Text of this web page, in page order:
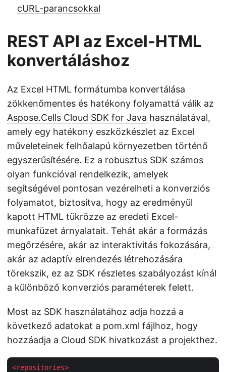
cURL-parancsokkal
REST API az Excel-HTML
konvertáláshoz
Az Excel HTML formátumba konvertálása
zökkenőmentes és hatékony folyamattá válik az
Aspose.Cells Cloud SDK for Java használatával,
amely egy hatékony eszközkészlet az Excel
műveleteinek felhőalapú környezetben történő
egyszerűsítésére. Ez a robusztus SDK számos
olyan funkcióval rendelkezik, amelyek
segítségével pontosan vezérelheti a konverziós
folyamatot, biztosítva, hogy az eredményül
kapott HTML tükrözze az eredeti Excel-
munkafüzet árnyalatait. Tehát akár a formázás
megőrzésére, akár az interaktivitás fokozására,
akár az adaptív elrendezés létrehozására
törekszik, ez az SDK részletes szabályozást kínál
a különböző konverziós paraméterek felett.
Most az SDK használatához adja hozzá a
következő adatokat a pom.xml fájlhoz, hogy
hozzáadja a Cloud SDK hivatkozást a projekthez.
<repositories>